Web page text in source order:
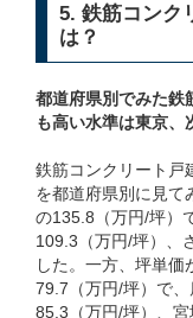
5. 鉄筋コンク
は？
都道府県別でみた鉄
も高い水準は東京、
鉄筋コンクリート戸
を都道府県別に見て
の135.8（万円/坪）
109.3（万円/坪）、
した。一方、坪単
79.7（万円/坪）で
85.3（万円/坪）、宮